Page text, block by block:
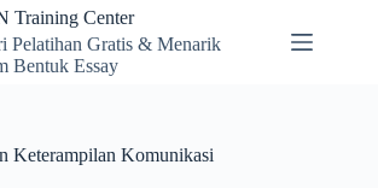
Training Center
Pelatihan Gratis & Menarik
Bentuk Essay
Keterampilan Komunikasi